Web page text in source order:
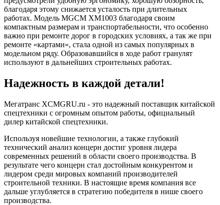
благодаря этому снижается усталость при длительных
работах. Модель MGCM XM1003 благодаря своим
компактным размерам и транспортабельности, что особенно
важно при ремонте дорог в городских условиях, а так же при
ремонте «картами», стала одной из самых популярных в
модельном ряду. Образовавшийся в ходе работ гранулят
используют в дальнейших строительных работах.
Надежность в каждой детали!
Мегатранс XCMGRU.ru - это надежный поставщик китайской
спецтехники с огромным опытом работы, официальный
дилер китайской спецтехники.
Используя новейшие технологии, а также глубокий
технический анализ концерн достиг уровня лидера
современных решений в области своего производства. В
результате чего концерн стал достойным конкурентом и
лидером среди мировых компаний производителей
строительной техники. В настоящие время компания все
дальше углубляется в стратегию победителя в нише своего
производства.